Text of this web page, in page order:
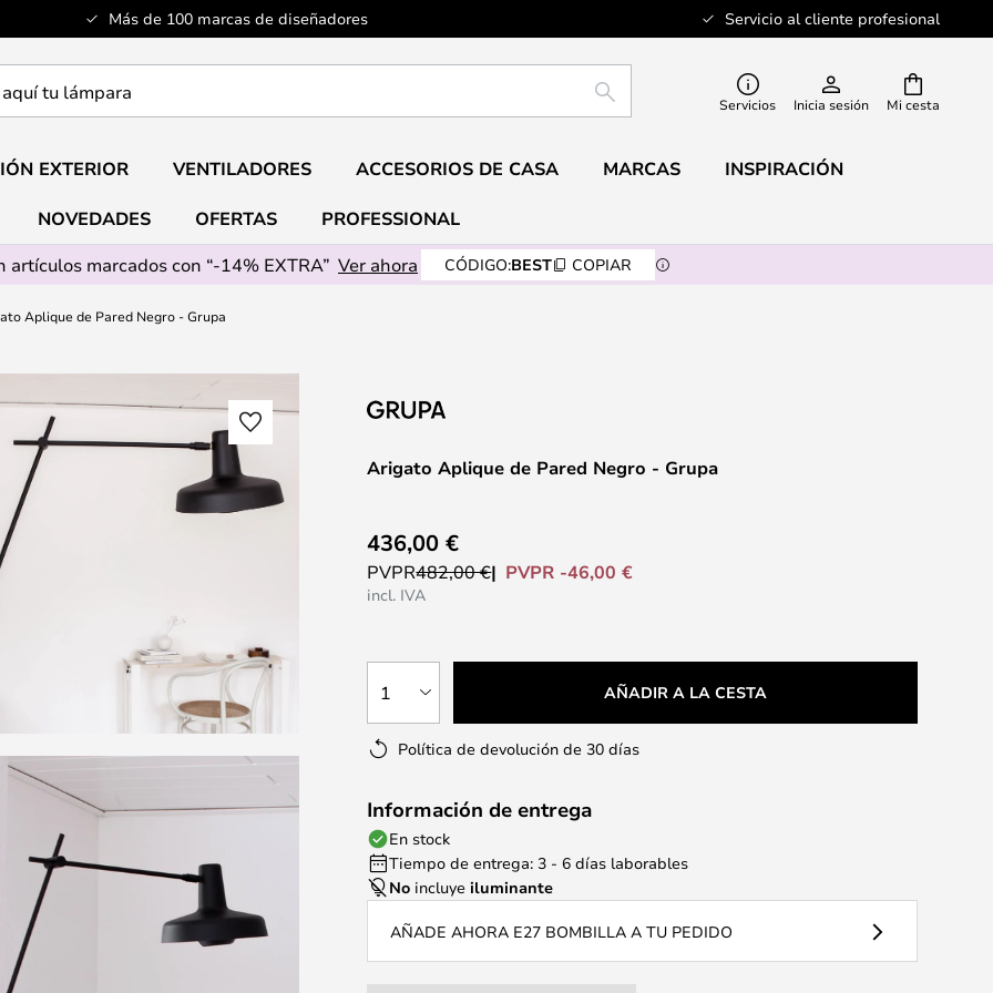
Más de 100 marcas de diseñadores Servicio al cliente profesional
Mi cesta
BUSCAR Servicios Inicia sesión
EXTERIOR VENTILADORES ACCESORIOS DE CASA MARCAS INSPIRACIÓN
NOVEDADES OFERTAS
PROFESSIONAL
artículos marcados con “-14% EXTRA” Ver ahora CÓDIGO:BEST COPIAR
Aplique de Pared Negro - Grupa
Arigato Aplique de Pared Negro - Grupa
436,00 €
PVPR482,00 € PVPR -46,00 €
incl. IVA
1 AÑADIR A LA CESTA
Política de devolución de 30 días
Información de entrega
En stock
Tiempo de entrega: 3 - 6 días laborables
No incluyeiluminante
AÑADE AHORA E27 BOMBILLA A TU PEDIDO